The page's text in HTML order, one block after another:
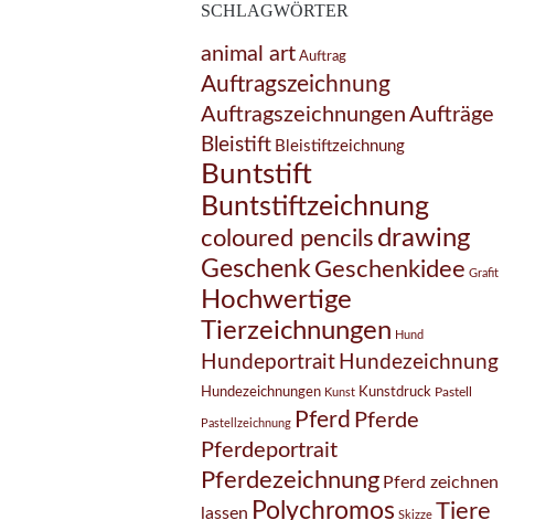
SCHLAGWÖRTER
animal art Auftrag
Auftragszeichnung
Auftragszeichnungen Aufträge
Bleistift Bleistiftzeichnung
Buntstift
Buntstiftzeichnung
coloured pencils drawing
Geschenk Geschenkidee Grafit
Hochwertige
Tierzeichnungen Hund
Hundeportrait Hundezeichnung
Hundezeichnungen Kunst Kunstdruck Pastell
Pastellzeichnung Pferd Pferde
Pferdeportrait
Pferdezeichnung Pferd zeichnen
lassen Polychromos Skizze Tiere